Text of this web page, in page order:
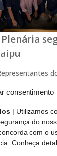
consentimento
| Utilizamos
do
com o
Conheça
Plenária
O CFT
do Iguaçu
dos…